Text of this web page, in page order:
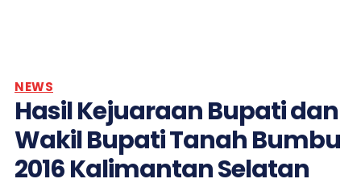
NEWS
Hasil Kejuaraan Bupati dan
Wakil Bupati Tanah Bumbu
2016 Kalimantan Selatan